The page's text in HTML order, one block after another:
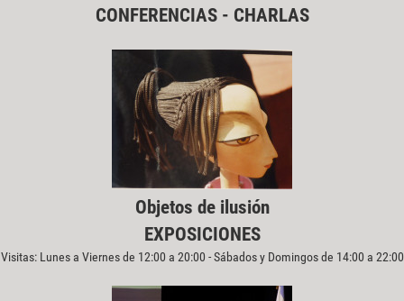
CONFERENCIAS - CHARLAS
Objetos de ilusión
EXPOSICIONES
Visitas: Lunes a Viernes de 12:00 a 20:00 - Sábados y Domingos de 14:00 a 22:00